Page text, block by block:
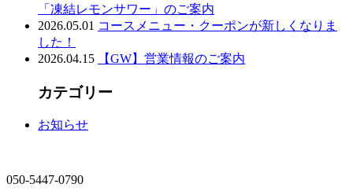
「凍結レモンサワー」のご案内
2026.05.01 コースメニュー・クーポンが新しくなりま
した！
2026.04.15
【GW】営業情報のご案内
カテゴリー
お知らせ
050-5447-0790